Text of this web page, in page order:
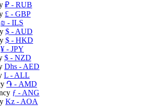
₽ - RUB
£ - GBP
₪ - ILS
$ - AUD
$ - HKD
¥ - JPY
$ - NZD
Dhs - AED
L - ALL
֏ - AMD
ƒ - ANG
Kz - AOA